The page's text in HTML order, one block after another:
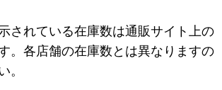
されている在庫数は通販サイト上の
。各店舗の在庫数とは異なりますの
。